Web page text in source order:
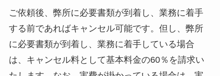
ご依頼後、弊所に必要書類が到着し、業務に着手
する前であればキャンセル可能です。但し、弊所
に必要書類が到着し、業務に着手している場合
は、キャンセル料として基本料金の60％を請求い